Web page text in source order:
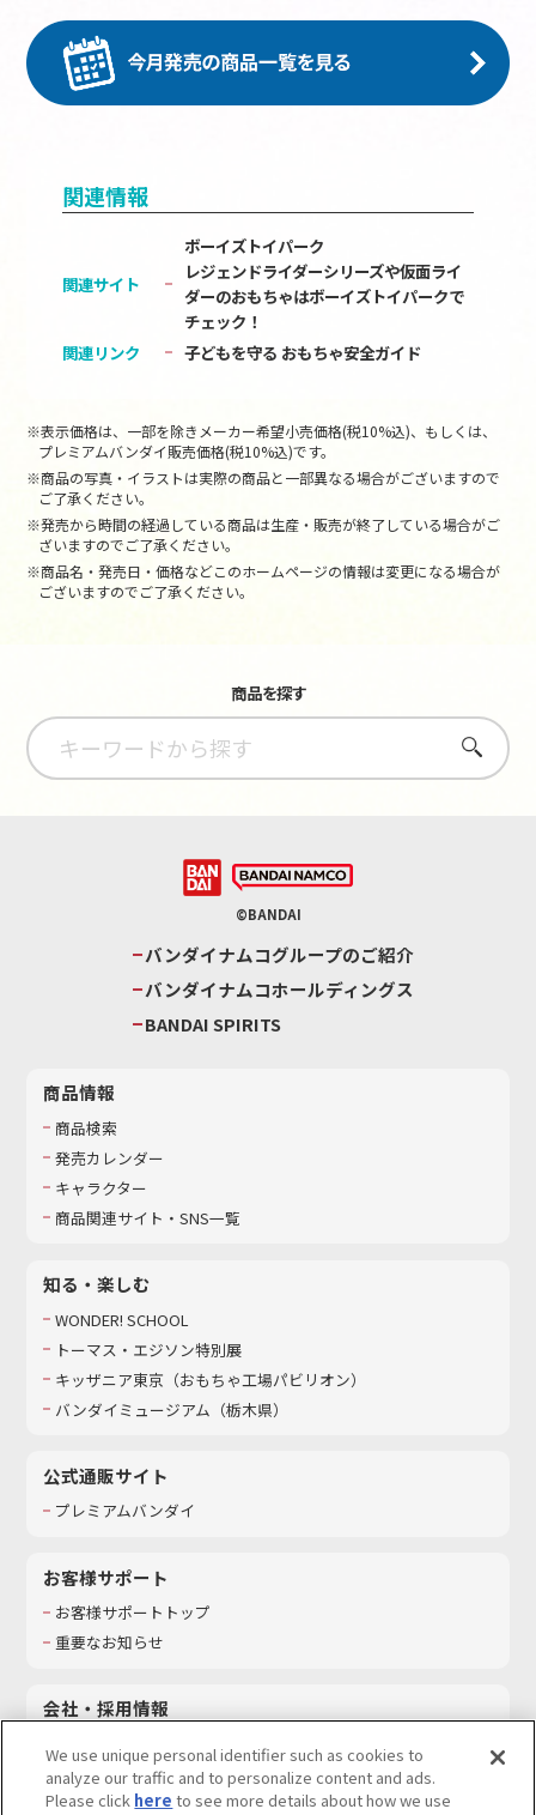
関連情報
関連サイト
ボーイズトイパーク
レジェンドライダーシリーズや仮面ライ
ダーのおもちゃはボーイズトイパークで
チェック！
関連リンク
子どもを守る おもちゃ安全ガイド
※表示価格は、一部を除きメーカー希望小売価格(税10%込)、もしくは、
プレミアムバンダイ販売価格(税10%込)です。
※商品の写真・イラストは実際の商品と一部異なる場合がございますので
ご了承ください。
※発売から時間の経過している商品は生産・販売が終了している場合がご
ざいますのでご了承ください。
※商品名・発売日・価格などこのホームページの情報は変更になる場合が
ございますのでご了承ください。
商品を探す
さがす
©BANDAI
バンダイナムコグループのご紹介
バンダイナムコホールディングス
BANDAI SPIRITS
商品情報
商品検索
発売カレンダー
キャラクター
商品関連サイト・SNS一覧
知る・楽しむ
WONDER! SCHOOL
トーマス・エジソン特別展
キッザニア東京（おもちゃ工場パビリオン）​
バンダイミュージアム（栃木県）
公式通販サイト
プレミアムバンダイ
お客様サポート
お客様サポートトップ
重要なお知らせ
会社・採用情報
採用情報
サステナビリティ
We use unique personal identifier such as cookies to
analyze our traffic and to personalize content and ads.
Please click here to see more details about how we use